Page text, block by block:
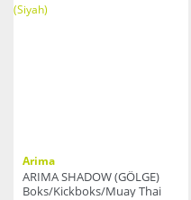
Arima
ARIMA SHADOW (GÖLGE)
Boks/Kickboks/Muay Thai